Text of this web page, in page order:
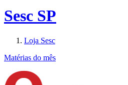
Sesc SP
Loja Sesc
Matérias do mês